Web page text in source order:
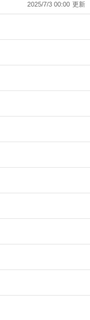
2025/7/3 00:00